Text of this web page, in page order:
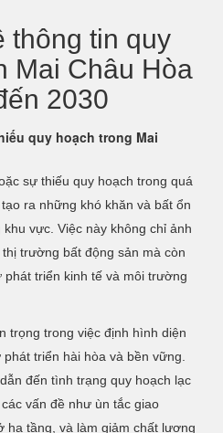
thông tin quy
Mai Châu Hòa
2030
quy hoạch trong Mai
sự thiếu quy hoạch trong quá
ra những khó khăn và bất ổn
vực. Việc này không chỉ ảnh
trường bất động sản mà còn
triển kinh tế và môi trường
trọng trong việc định hình diện
triển hài hòa và bền vững.
đến tình trạng quy hoạch lạc
vấn đề như ùn tắc giao
hạ tầng, và làm giảm chất lượng